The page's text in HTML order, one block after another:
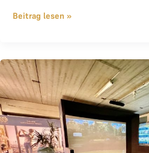
Beitrag lesen »
Indoor Golf im Winter